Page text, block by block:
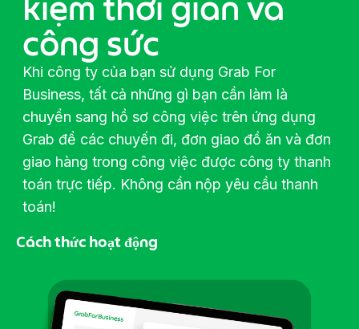
công sức
Khi công ty của bạn sử dụng Grab For
Business, tất cả những gì bạn cần làm là
chuyển sang hồ sơ công việc trên ứng dụng
Grab để các chuyến đi, đơn giao đồ ăn và đơn
giao hàng trong công việc được công ty thanh
toán trực tiếp. Không cần nộp yêu cầu thanh
toán!
Cách thức hoạt động